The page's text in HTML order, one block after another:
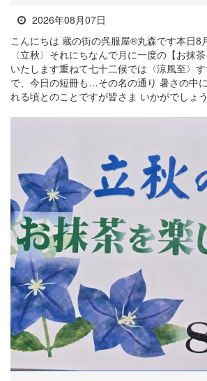
2026年08月07日
こんにちは 蔵の街の呉服屋®丸森です本日8
〈立秋〉それにちなんで月に一度の【お抹
いたします重ねて七十二候では〈涼風至〉
で、今日の短冊も…その名の通り 暑さの中
れる頃とのことですが皆さま いかがでしょ